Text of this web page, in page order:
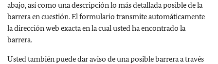
abajo, así como una descripción lo más detallada posible de la
barrera en cuestión. El formulario transmite automáticamente
la dirección web exacta en la cual usted ha encontrado la
barrera.
Usted también puede dar aviso de una posible barrera a través